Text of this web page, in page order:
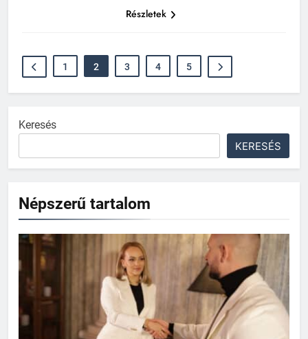
Keresés
KERESÉS
Népszerű tartalom
Részletek
1 2 3 4 5